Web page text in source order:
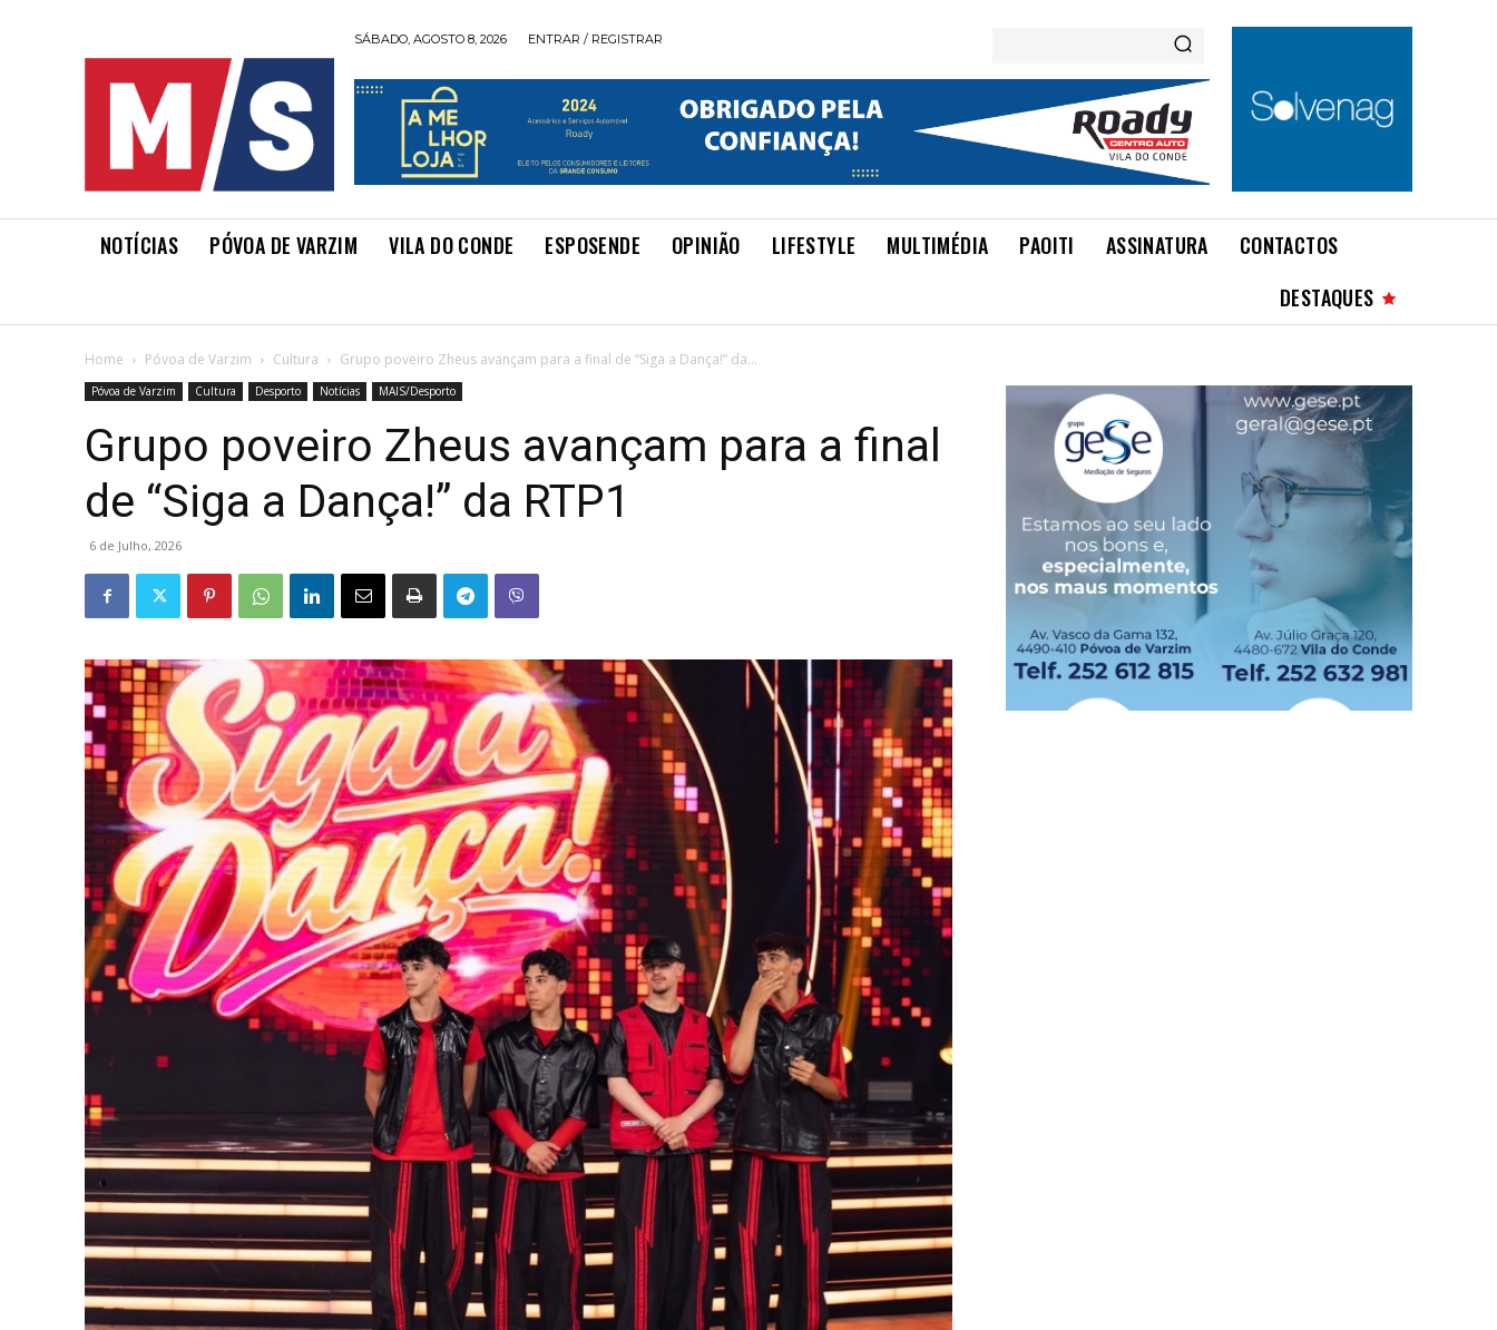
SÁBADO, AGOSTO 8, 2026 ENTRAR / REGISTRAR
NOTÍCIAS PÓVOA DE VARZIM VILA DO CONDE ESPOSENDE OPINIÃO LIFESTYLE MULTIMÉDIA PAOITI ASSINATURA
CONTACTOS
DESTAQUES
Home Póvoa de Varzim Cultura Grupo poveiro Zheus avançam para a final de “Siga a Dança!” da...
Póvoa de Varzim Cultura Desporto Notícias MAIS/Desporto
Grupo poveiro Zheus avançam para a final
de “Siga a Dança!” da RTP1
6 de Julho, 2026